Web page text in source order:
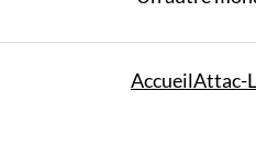
AccueilAttac-